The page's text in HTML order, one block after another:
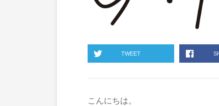
TWEET
こんにちは。